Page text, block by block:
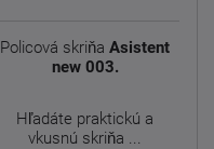
Policová skriňa Asistent
new 003.
Hľadáte praktickú a
vkusnú skriňa ...